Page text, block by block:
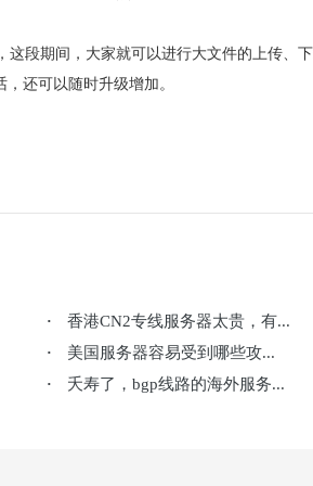
段期间，大家就可以进行大文件的上传、
还可以随时升级增加。
· 香港CN2专线服务器太贵，有...
· 美国服务器容易受到哪些攻...
· 夭寿了，bgp线路的海外服务...